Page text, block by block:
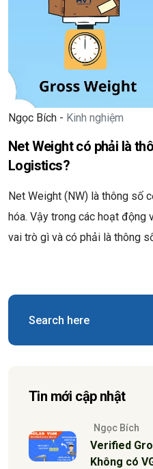
Ngọc Bích - Kinh nghiệm
Net Weight có phải là
Logistics?
Net Weight (NW) là thông số
hóa. Vậy trong các hoạt động
vai trò gì và có phải là thông
Tin mới cập nhật
Ngọc Bích
Verified
Không có